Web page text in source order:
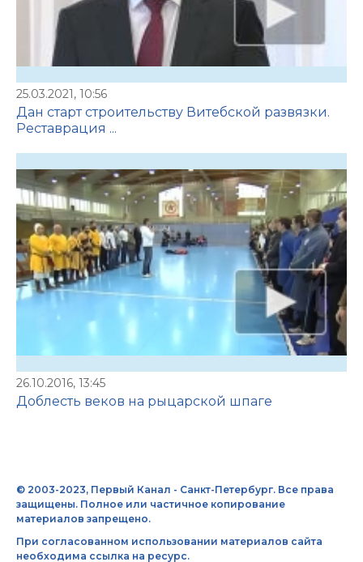
25.03.2021, 10:56
Дан старт строительству Витебской развязки.
Реставрация ...
26.10.2016, 13:45
Доблесть веков на рыцарской шпаге
© 2003-2023, Первый Канал - Санкт-Петербург. Все права
защищены. Полное или частичное копирование
материалов запрещено.
При согласованном использовании материалов сайта
необходима ссылка на ресурс.